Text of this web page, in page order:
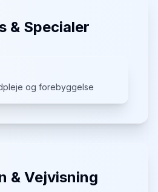
& Specialer
og forebyggelse
& Vejvisning